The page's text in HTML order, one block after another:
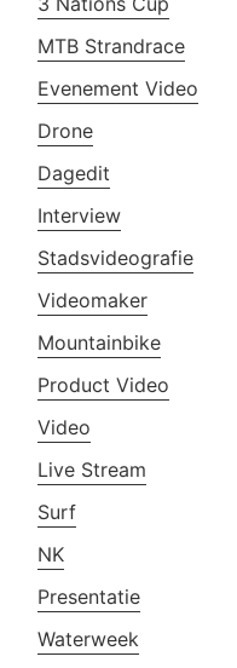
MTB Strandrace
Evenement Video
Drone
Dagedit
Interview
Stadsvideografie
Videomaker
Mountainbike
Product Video
Video
Live Stream
Surf
NK
Presentatie
Waterweek